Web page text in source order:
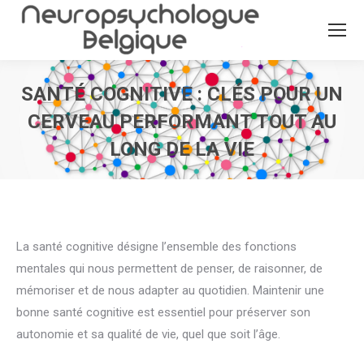
SANTÉ COGNITIVE : CLÉS POUR UN
CERVEAU PERFORMANT TOUT AU
LONG DE LA VIE
Vous êtes ici :
La santé cognitive désigne l’ensemble des fonctions
mentales qui nous permettent de penser, de raisonner, de
mémoriser et de nous adapter au quotidien. Maintenir une
bonne santé cognitive est essentiel pour préserver son
autonomie et sa qualité de vie, quel que soit l’âge.